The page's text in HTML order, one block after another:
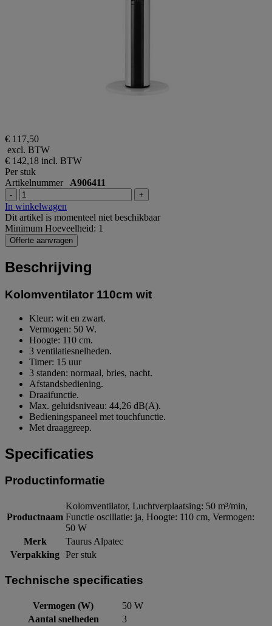
€ 117,50
excl. BTW
€ 142,18 incl. BTW
Per stuk
Artikelnummer A906411
- +
In winkelwagen
Dit artikel is momenteel niet beschikbaar
Minimum Hoeveelheid: 1
Offerte aanvragen
Beschrijving
Kolomventilator 110cm wit
Kleur: wit en zwart.
Vermogen: 50 W.
Hoogte: 110 cm.
3 ventilatiesnelheden.
Timer: 15 uur
3 standen: normaal, bries, nacht.
Afstandsbediening.
Draaifunctie.
Max. geluidsniveau: 44,26 dB(A).
Bedieningspaneel met touchfunctie.
Met draaggreep.
Specificaties
Productinformatie
Productnaam
Kolomventilator, Luchtverplaatsing: 50 m³/min,
Functie oscillatie: ja, Hoogte: 110 cm, Vermogen:
50 W
Merk
Taurus Alpatec
Verpakking Per stuk
Technische specificaties
Vermogen (W)
50 W
Aantal snelheden
3